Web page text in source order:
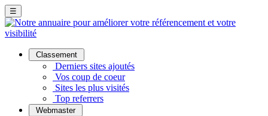
☰
Classement
Derniers sites ajoutés
Vos coup de coeur
Sites les plus visités
Top referrers
Webmaster